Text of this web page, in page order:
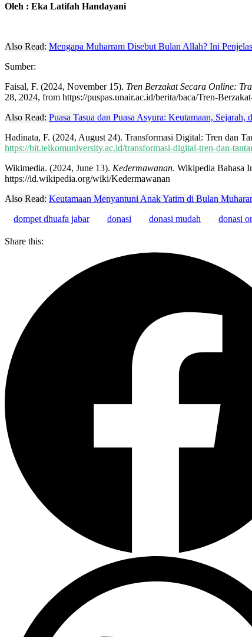
Oleh : Eka Latifah Handayani
Also Read: Mengapa Muharram Disebut Bulan Allah? Ini
Sumber:
Faisal, F. (2024, November 15). Tren Berzakat Secara Online:
28, 2024, from https://puspas.unair.ac.id/berita/baca/Tren-
Also Read: Puasa Tasua dan Puasa Asyura: Keutamaan,
Hadinata, F. (2024, August 24). Transformasi Digital: Tren dan
https://bit.telkomuniversity.ac.id/transformasi-digital-tren-dan-
Wikimedia. (2024, June 13). Kedermawanan. Wikipedia Bahasa
https://id.wikipedia.org/wiki/Kedermawanan
Also Read: Keutamaan Menyantuni Anak Yatim di Bulan
dompet dhuafa jabar
donasi donasi mudah donasi
Share this: